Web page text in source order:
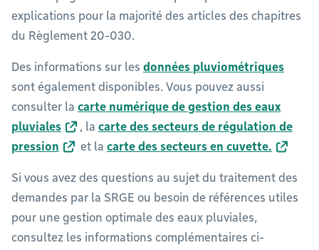
explications pour la majorité des articles des chapitres
du Règlement 20-030.
Des informations sur les données pluviométriques
sont également disponibles. Vous pouvez aussi
consulter la carte numérique de gestion des eaux
pluviales
, la carte des secteurs de régulation de
pression
et la carte des secteurs en cuvette.
Si vous avez des questions au sujet du traitement des
demandes par la SRGE ou besoin de références utiles
pour une gestion optimale des eaux pluviales,
consultez les informations complémentaires ci-